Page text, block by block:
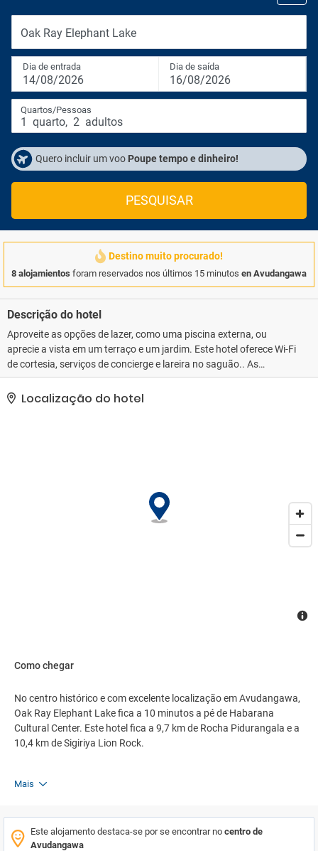
Oak Ray Elephant Lake
Dia de entrada
14/08/2026
Dia de saída
16/08/2026
Quartos/Pessoas
1 quarto, 2 adultos
Quero incluir um voo Poupe tempo e dinheiro!
PESQUISAR
Destino muito procurado!
8 alojamientos foram reservados nos últimos 15 minutos en Avudangawa
Descrição do hotel
Aproveite as opções de lazer, como uma piscina externa, ou
aprecie a vista em um terraço e um jardim. Este hotel oferece Wi-Fi
de cortesia, serviços de concierge e lareira no saguão.. As
comodidades presentes incluem check-in expresso, check-out
expresso e jornais de cortesia no saguão. Mediante uma
sobretaxa, há serviço de traslado de/para o aeroporto (disponível
Localização do hotel
Como chegar
No centro histórico e com excelente localização em Avudangawa,
Oak Ray Elephant Lake fica a 10 minutos a pé de Habarana
Cultural Center. Este hotel fica a 9,7 km de Rocha Pidurangala e a
10,4 km de Sigiriya Lion Rock.
Mais
Este alojamento destaca-se por se encontrar no centro de
Avudangawa